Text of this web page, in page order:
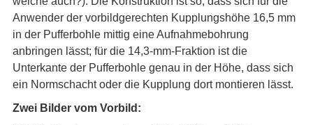
Anwender der vorbildgerechten Kupplungshöhe 16,5 mm
in der Pufferbohle mittig eine Aufnahmebohrung
anbringen lässt; für die 14,3-mm-Fraktion ist die
Unterkante der Pufferbohle genau in der Höhe, dass sich
ein Normschacht oder die Kupplung dort montieren lässt.
Zwei Bilder vom Vorbild: